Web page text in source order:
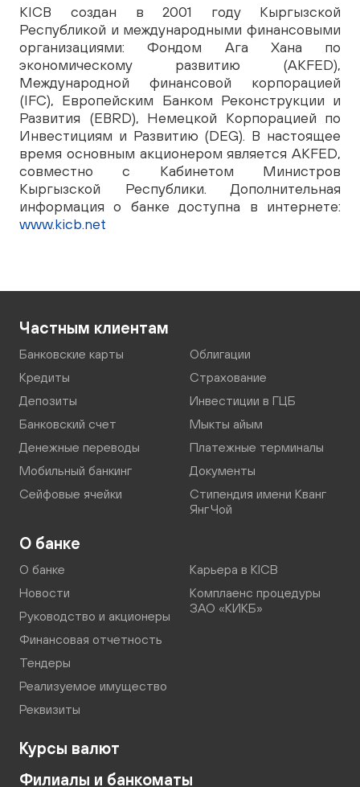
KICB создан в 2001 году Кыргызской
Республикой и международными финансовыми
организациями: Фондом Ага Хана по
экономическому развитию (AKFED),
Международной финансовой корпорацией
(IFC), Европейским Банком Реконструкции и
Развития (EBRD), Немецкой Корпорацией по
Инвестициям и Развитию (DEG). В настоящее
время основным акционером является AKFED,
совместно с Кабинетом Министров
Кыргызской Республики. Дополнительная
информация о банке доступна в интернете:
www.kicb.net
Частным клиентам
Банковские карты
Кредиты
Депозиты
Банковский счет
Денежные переводы
Мобильный банкинг
Сейфовые ячейки
Облигации
Страхование
Инвестиции в ГЦБ
Мыкты айым
Платежные терминалы
Документы
Стипендия имени Кванг
Янг Чой
О банке
О банке
Новости
Руководство и акционеры
Финансовая отчетность
Тендеры
Реализуемое имущество
Реквизиты
Карьера в KICB
Комплаенс процедуры
ЗАО «КИКБ»
Курсы валют
Филиалы и банкоматы